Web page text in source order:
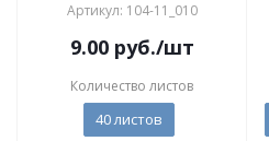
Артикул: 104-11_010
9.00руб./шт
Количество листов
40 листов